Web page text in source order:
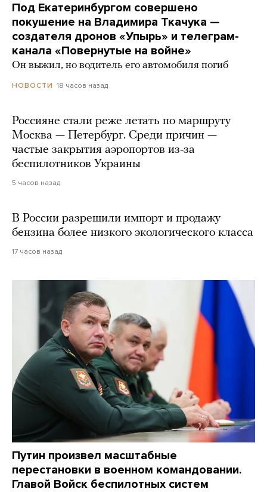
Под Екатеринбургом совершено
покушение на Владимира Ткачука —
создателя дронов «Упырь» и телеграм-
канала «Повернутые на войне»
Он выжил, но водитель его автомобиля погиб
НОВОСТИ 18 часов назад
Россияне стали реже летать по маршруту
Москва — Петербург. Среди причин —
частые закрытия аэропортов из-за
беспилотников Украины
5 часов назад
В России разрешили импорт и продажу
бензина более низкого экологического класса
17 часов назад
Путин произвел масштабные
перестановки в военном командовании.
Главой Войск беспилотных систем